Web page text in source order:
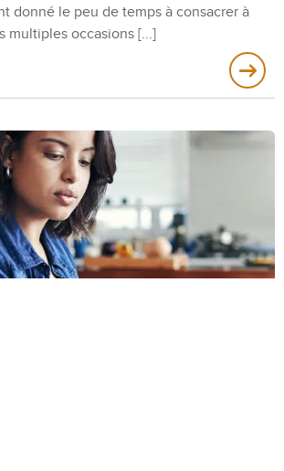
donné le peu de temps à consacrer à
multiples occasions